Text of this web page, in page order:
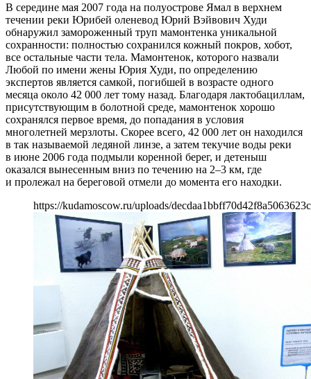
В середине мая 2007 года на полуострове Ямал в верхнем
течении реки Юрибей оленевод Юрий Вэйвович Худи
обнаружил замороженный труп мамонтенка уникальной
сохранности: полностью сохранился кожный покров, хобот,
все остальные части тела. Мамонтенок, которого назвали
Любой по имени жены Юрия Худи, по определению
экспертов является самкой, погибшей в возрасте одного
месяца около 42 000 лет тому назад. Благодаря лактобациллам,
присутствующим в болотной среде, мамонтенок хорошо
сохранялся первое время, до попадания в условия
многолетней мерзлоты. Скорее всего, 42 000 лет он находился
в так называемой ледяной линзе, а затем текучие воды реки
в июне 2006 года подмыли коренной берег, и детеныш
оказался вынесенным вниз по течению на 2–3 км, где
и пролежал на береговой отмели до момента его находки.
https://kudamoscow.ru/uploads/